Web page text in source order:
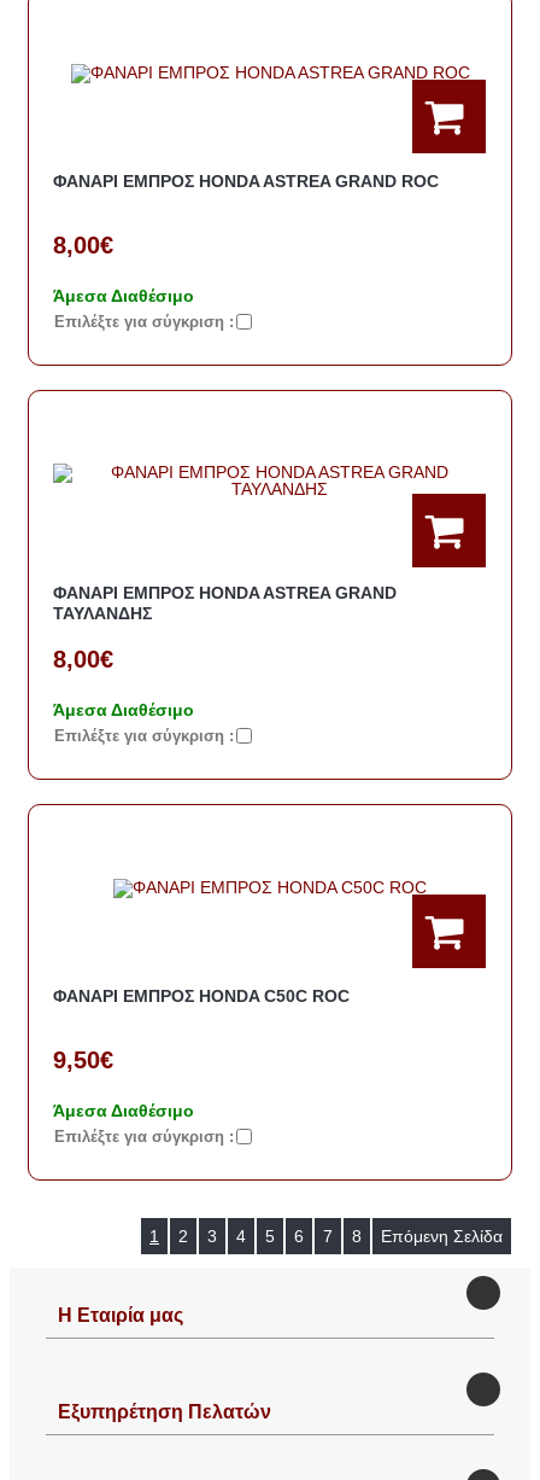
ΦΑΝΑΡΙ ΕΜΠΡΟΣ HONDA ASTREA GRAND ROC
8,00€
Άμεσα Διαθέσιμο
Eπιλέξτε για σύγκριση :
ΦΑΝΑΡΙ ΕΜΠΡΟΣ HONDA ASTREA GRAND
ΤΑΥΛΑΝΔΗΣ
8,00€
Άμεσα Διαθέσιμο
Eπιλέξτε για σύγκριση :
ΦΑΝΑΡΙ ΕΜΠΡΟΣ HONDA C50C ROC
9,50€
Άμεσα Διαθέσιμο
Eπιλέξτε για σύγκριση :
1 2 3 4 5 6 7 8 Επόμενη Σελίδα
Η Εταιρία μας
Εξυπηρέτηση Πελατών